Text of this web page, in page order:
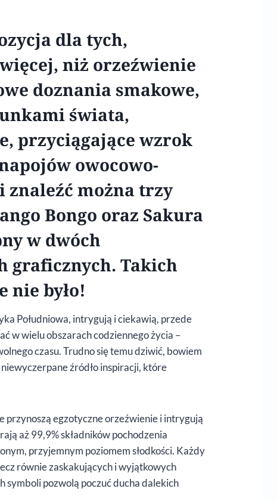
dla tych,
niż orzeźwienie
doznania smakowe,
świata,
przyciągające wzrok
owocowo-
można trzy
Bongo oraz Sakura
w dwóch
graficznych. Takich
nie było!
Południowa, intrygują i ciekawią, przede
w wielu obszarach codziennego życia –
czasu. Trudno się temu dziwić, bowiem
źródło inspiracji, które
egzotyczne orzeźwienie i intrygują
aż 99,9% składników pochodzenia
przyjemnym poziomem słodkości. Każdy
równie zaskakujących i wyjątkowych
symboli pozwolą poczuć ducha dalekich